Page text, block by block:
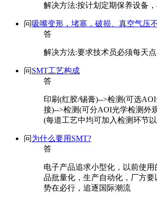
解决方法:按计划定期保养设备
问吸嘴变形，堵塞，破损、真空气压
答
解决方法:要求技术员必须每天
问SMT工艺构成
答
印刷(红胶/锡膏)-->检测(可选
接)-->检测(可分AOI光学检测外
(每道工艺中均可加入检测环节
问为什么要用SMT?
答
电子产品追求小型化，以前使
品批量化，生产自动化，厂方
势在必行，追逐国际潮流